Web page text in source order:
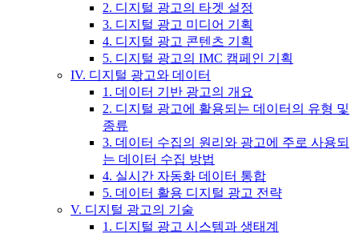
2. 디지털 광고의 타겟 설정
3. 디지털 광고 미디어 기획
4. 디지털 광고 콘텐츠 기획
5. 디지털 광고의 IMC 캠페인 기획
IV. 디지털 광고와 데이터
1. 데이터 기반 광고의 개요
2. 디지털 광고에 활용되는 데이터의 유형 및
종류
3. 데이터 수집의 원리와 광고에 주로 사용되
는 데이터 수집 방법
4. 실시간 자동화 데이터 통합
5. 데이터 활용 디지털 광고 전략
V. 디지털 광고의 기술
1. 디지털 광고 시스템과 생태계